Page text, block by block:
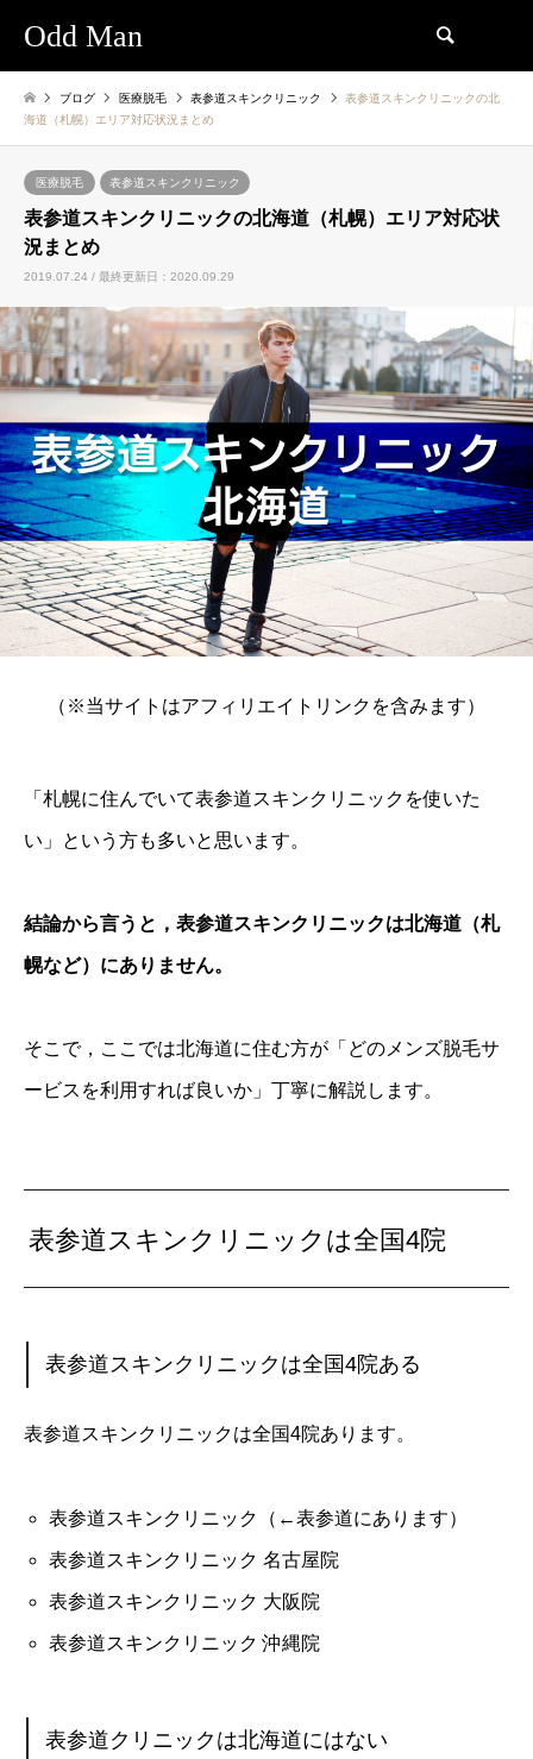
Odd Man
ブログ 医療脱毛 表参道スキンクリニック
表参道スキンクリニックの北
海道（札幌）エリア対応状況まとめ
医療脱毛 表参道スキンクリニック
表参道スキンクリニックの北海道（札幌）エリア対応状
況まとめ
2019.07.24 / 最終更新日：2020.09.29
（※当サイトはアフィリエイトリンクを含みます）
「札幌に住んでいて表参道スキンクリニックを使いた
い」という方も多いと思います。
結論から言うと，表参道スキンクリニックは北海道（札
幌など）にありません。
そこで，ここでは北海道に住む方が「どのメンズ脱毛サ
ービスを利用すれば良いか」丁寧に解説します。
表参道スキンクリニックは全国4院
表参道スキンクリニックは全国4院ある
表参道スキンクリニックは全国4院あります。
表参道スキンクリニック（←表参道にあります）
表参道スキンクリニック 名古屋院
表参道スキンクリニック 大阪院
表参道スキンクリニック 沖縄院
表参道クリニックは北海道にはない